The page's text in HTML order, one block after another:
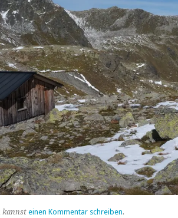
kannst einen Kommentar schreiben.